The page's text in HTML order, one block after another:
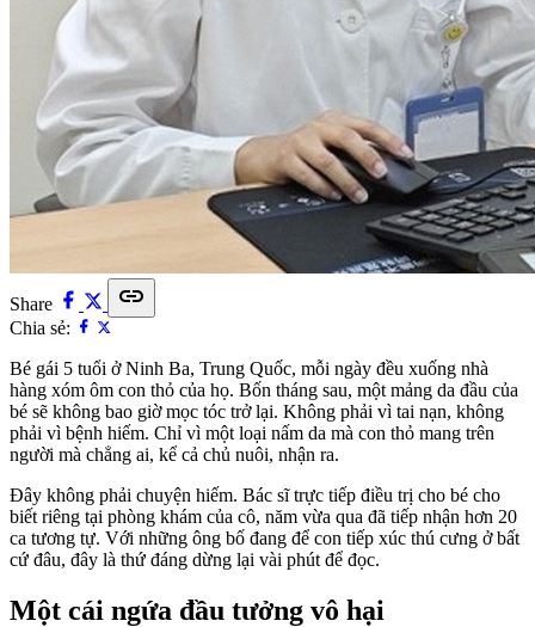
Share link
Chia sẻ:
Bé gái 5 tuổi ở Ninh Ba, Trung Quốc, mỗi ngày đều xuống nhà
hàng xóm ôm con thỏ của họ. Bốn tháng sau, một mảng da đầu của
bé sẽ không bao giờ mọc tóc trở lại. Không phải vì tai nạn, không
phải vì bệnh hiếm. Chỉ vì một loại nấm da mà con thỏ mang trên
người mà chẳng ai, kể cả chủ nuôi, nhận ra.
Đây không phải chuyện hiếm. Bác sĩ trực tiếp điều trị cho bé cho
biết riêng tại phòng khám của cô, năm vừa qua đã tiếp nhận hơn 20
ca tương tự. Với những ông bố đang để con tiếp xúc thú cưng ở bất
cứ đâu, đây là thứ đáng dừng lại vài phút để đọc.
Một cái ngứa đầu tưởng vô hại